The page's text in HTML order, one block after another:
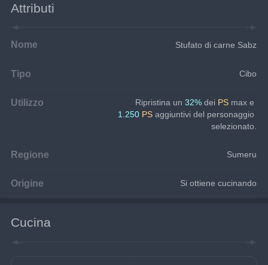
Attributi
Nome Stufato di carne Sabz
Tipo Cibo
Utilizzo Ripristina un 32% dei PS max e
1.250 PS aggiuntivi del personaggio
selezionato.
Regione Sumeru
Origine Si ottiene cucinando
Cucina